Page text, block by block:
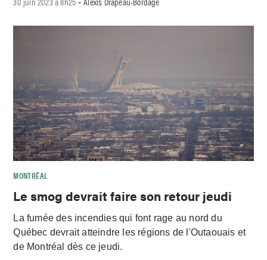
-
MONTRÉAL
Le smog devrait faire son retour jeudi
La fumée des incendies qui font rage au nord du
Québec devrait atteindre les régions de l'Outaouais et
de Montréal dès ce jeudi.